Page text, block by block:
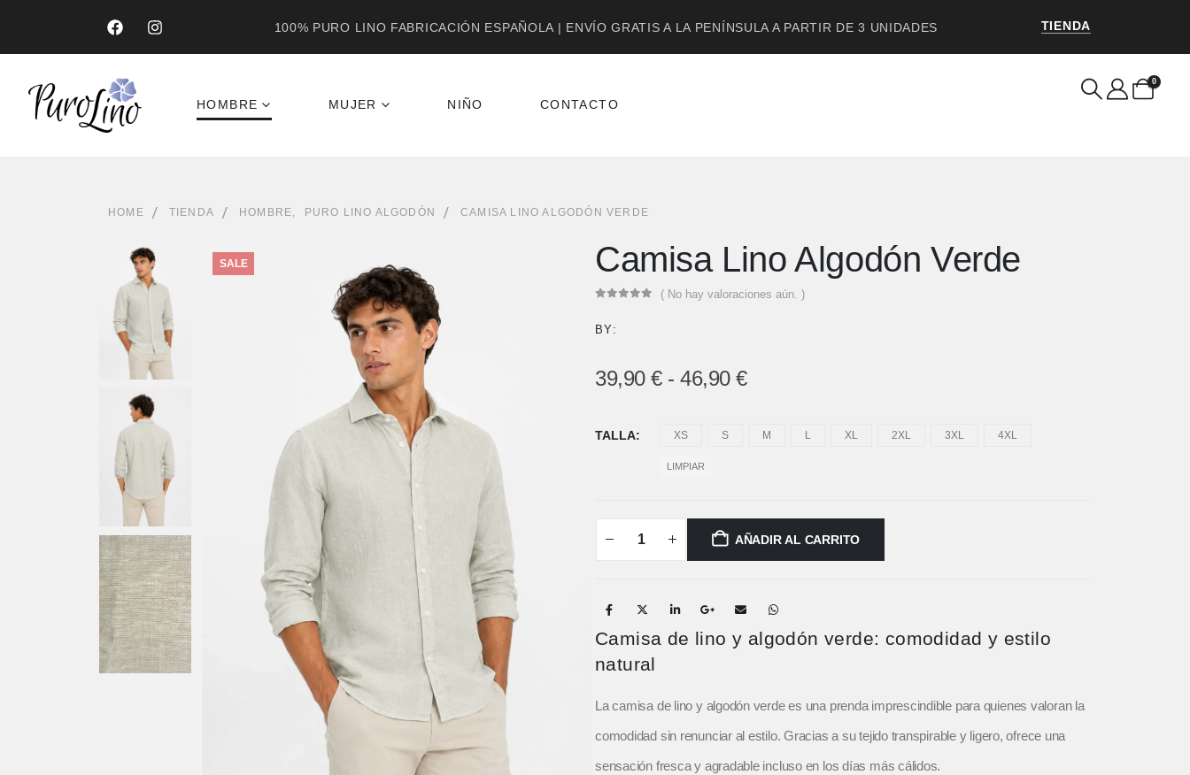
100% PURO LINO FABRICACIÓN ESPAÑOLA | ENVÍO GRATIS A LA PENÍNSULA A PARTIR DE 3 UNIDADES TIENDA
HOMBRE MUJER NIÑO CONTACTO
0
HOME TIENDA HOMBRE PURO LINO ALGODÓN CAMISA LINO ALGODÓN VERDE
SALE Camisa Lino Algodón Verde
( No hay valoraciones aún. )
BY:
39,90€ - 46,90€
TALLA XS S M L XL 2XL 3XL 4XL
LIMPIAR
AÑADIR AL CARRITO
Camisa de lino y algodón verde: comodidad y estilo
natural
La camisa de lino y algodón verde es una prenda imprescindible para quienes valoran la
comodidad sin renunciar al estilo. Gracias a su tejido transpirable y ligero, ofrece una
sensación fresca y agradable incluso en los días más cálidos.